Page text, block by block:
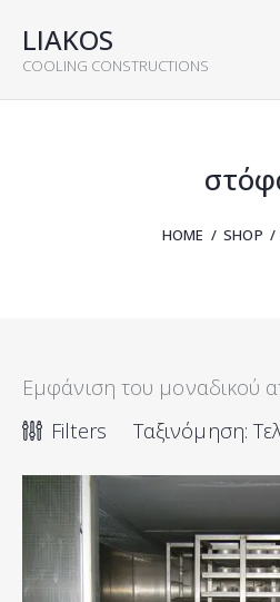
LIAKOS
COOLING CONSTRUCTIONS
HOME SHOP
Εμφάνιση του μοναδικού
Filters